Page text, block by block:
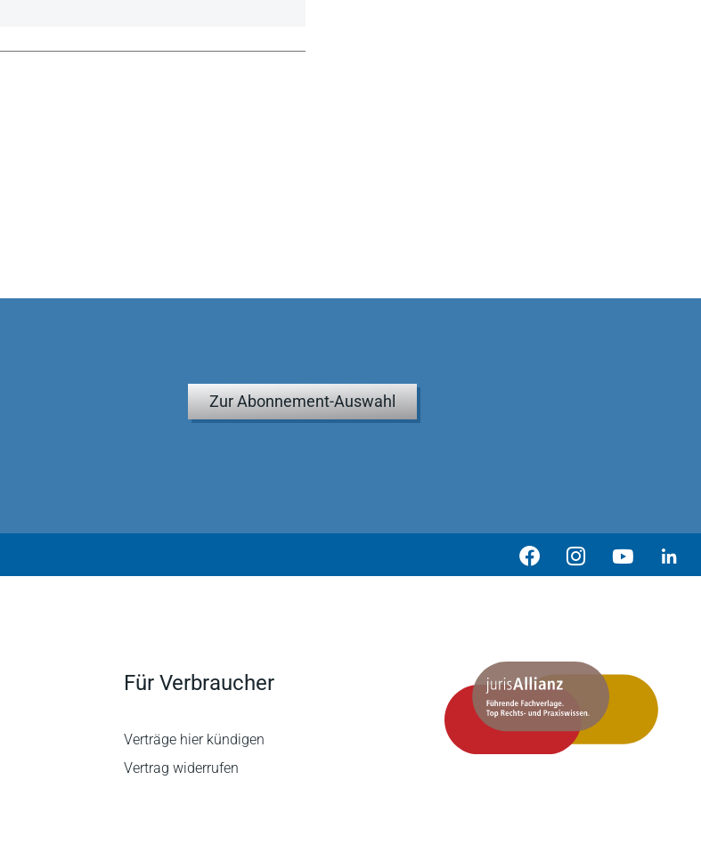
Zur Abonnement-Auswahl
Für Verbraucher
Verträge hier kündigen
Vertrag widerrufen